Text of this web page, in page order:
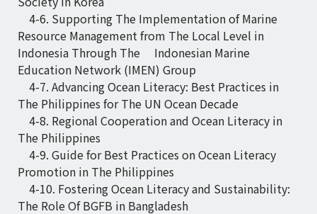
4-6. Supporting The Implementation of Marine
Resource Management from The Local Level in
Indonesia Through The Indonesian Marine
Education Network (IMEN) Group
4-7. Advancing Ocean Literacy: Best Practices in
The Philippines for The UN Ocean Decade
4-8. Regional Cooperation and Ocean Literacy in
The Philippines
4-9. Guide for Best Practices on Ocean Literacy
Promotion in The Philippines
4-10. Fostering Ocean Literacy and Sustainability:
The Role Of BGFB in Bangladesh